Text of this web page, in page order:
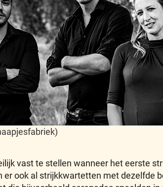
vast te stellen wanneer het eerste
ook al strijkkwartetten met dezelfde